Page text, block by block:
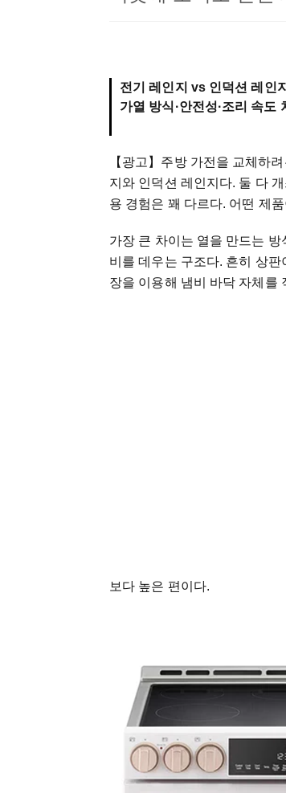
전기 레인지 vs 인덕션 레인지
가열 방식·안전성·조리 속도
【광고】 주방 가전을 교체하
지와 인덕션 레인지다. 둘 다
용 경험은 꽤 다르다. 어떤 제
가장 큰 차이는 열을 만드는
비를 데우는 구조다. 흔히 상
장을 이용해 냄비 바닥 자체를
보다 높은 편이다.